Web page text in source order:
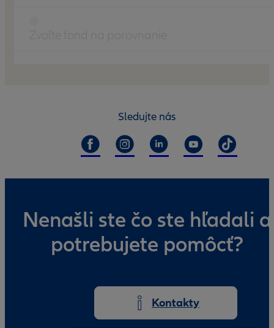
Sledujte nás
Nenašli ste čo ste hľadali a
potrebujete pomôcť?
Kontakty